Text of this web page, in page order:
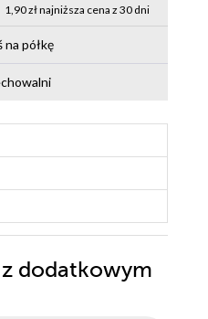
1,90 zł najniższa cena z 30 dni
na półkę
dodatkowym